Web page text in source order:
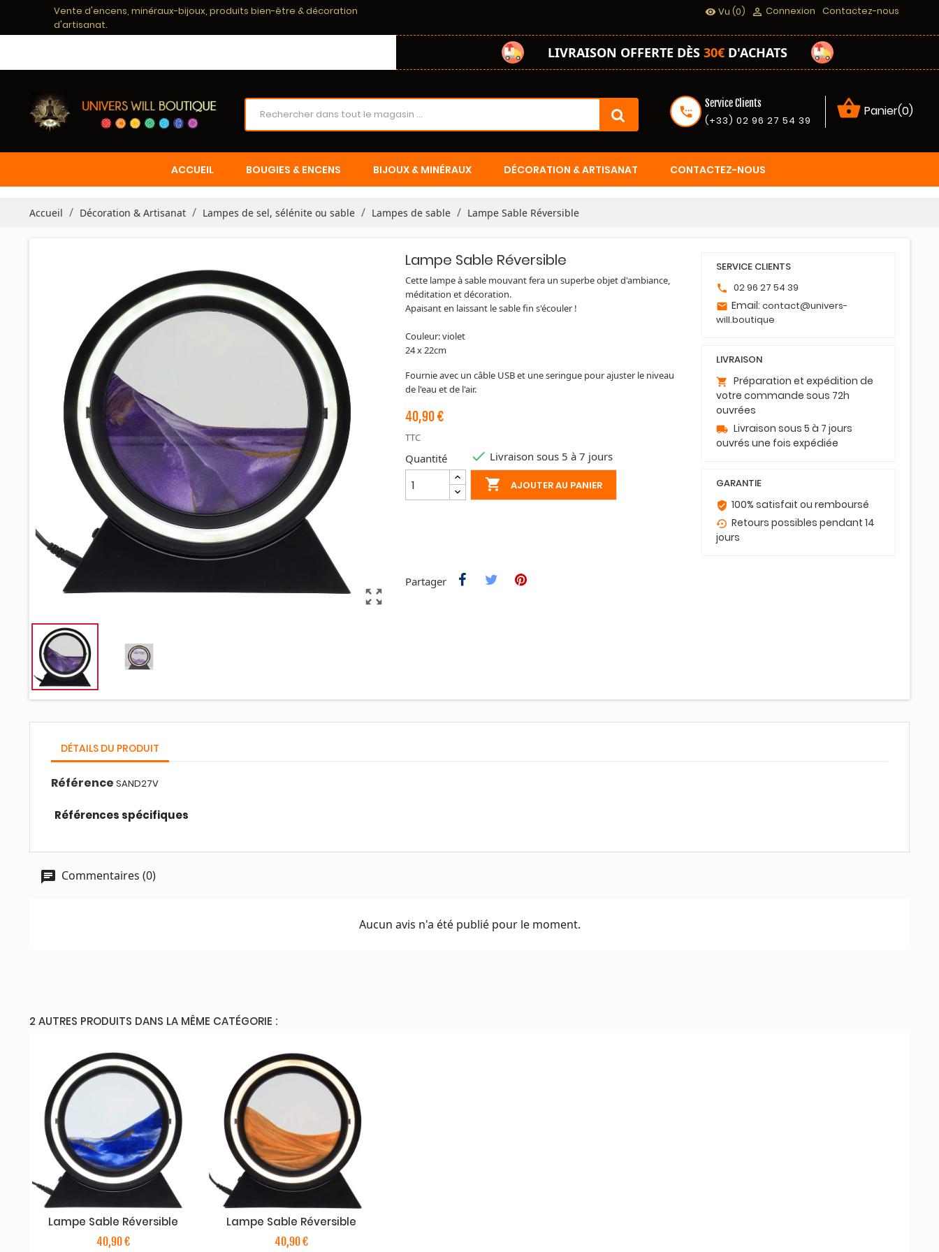
Vente d'encens, minéraux-bijoux, produits bien-être & décoration
d'artisanat.
visibilityVu (0)  Connexion Contactez-nous
LIVRAISON OFFERTE DÈS 30€ D'ACHATS
shopping_basket Panier(0)
settings_phone
Service Clients
(+33) 02 96 27 54 39
ACCUEIL BOUGIES & ENCENS BIJOUX & MINÉRAUX DÉCORATION & ARTISANAT CONTACTEZ-NOUS
Accueil Décoration & Artisanat Lampes de sel, sélénite ou sable Lampes de sable Lampe Sable Réversible
zoom_out_map
Lampe Sable Réversible
Cette lampe à sable mouvant fera un superbe objet d'ambiance,
méditation et décoration.
Apaisant en laissant le sable fin s'écouler !
Couleur: violet
24 x 22cm
Fournie avec un câble USB et une seringue pour ajuster le niveau
de l'eau et de l'air.
40,90 €
TTC
Quantité
 AJOUTER AU PANIER
 Livraison sous 5 à 7 jours
Partager
SERVICE CLIENTS
phone 02 96 27 54 39
email Email: contact@univers-
will.boutique
LIVRAISON
shopping_cart
Préparation et expédition de
votre commande sous 72h
ouvrées
local_shipping Livraison sous 5 à 7 jours
ouvrés une fois expédiée
GARANTIE
verified_user 100% satisfait ou remboursé
settings_backup_restore Retours possibles pendant 14
jours
DÉTAILS DU PRODUIT
Référence SAND27V
Références spécifiques
Commentaires (0)
Aucun avis n'a été publié pour le moment.
2 AUTRES PRODUITS DANS LA MÊME CATÉGORIE :
Lampe Sable Réversible
40,90 €
Lampe Sable Réversible
40,90 €